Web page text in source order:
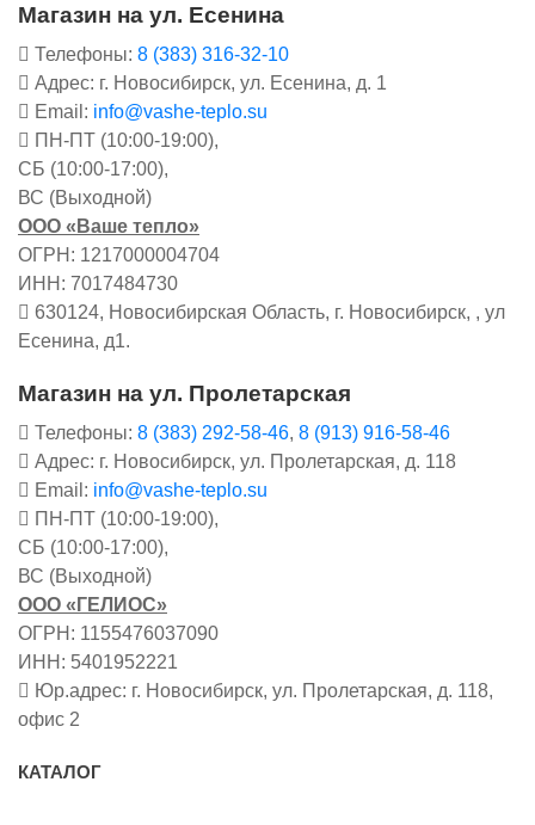
Магазин на ул. Есенина
Телефоны: 8 (383) 316-32-10
Адрес: г. Новосибирск, ул. Есенина, д. 1
Email: info@vashe-teplo.su
ПН-ПТ (10:00-19:00),
СБ (10:00-17:00),
ВС (Выходной)
ООО «Ваше тепло»
ОГРН: 1217000004704
ИНН: 7017484730
630124, Новосибирская Область, г. Новосибирск, , ул
Есенина, д1.
Магазин на ул. Пролетарская
Телефоны: 8 (383) 292-58-46, 8 (913) 916-58-46
Адрес: г. Новосибирск, ул. Пролетарская, д. 118
Email: info@vashe-teplo.su
ПН-ПТ (10:00-19:00),
СБ (10:00-17:00),
ВС (Выходной)
ООО «ГЕЛИОС»
ОГРН: 1155476037090
ИНН: 5401952221
Юр.адрес: г. Новосибирск, ул. Пролетарская, д. 118,
офис 2
КАТАЛОГ